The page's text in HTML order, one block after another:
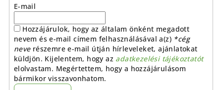
E-mail
Hozzájárulok, hogy az általam önként megadott
nevem és e-mail címem felhasználásával a(z) *cég
neverészemre e-mail útján hírleveleket, ajánlatokat
küldjön. Kijelentem, hogy az adatkezelési tájékoztatót
elolvastam. Megértettem, hogy a hozzájárulásom
bármikor visszavonhatom.